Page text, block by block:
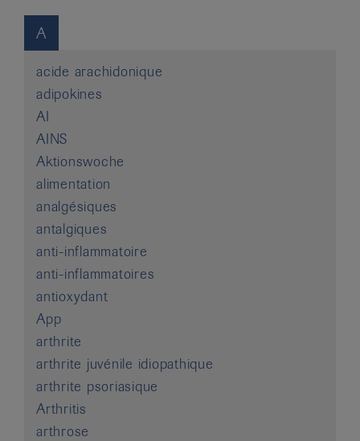
A
acide arachidonique
adipokines
AI
AINS
Aktionswoche
alimentation
analgésiques
antalgiques
anti-inflammatoire
anti-inflammatoires
antioxydant
App
arthrite
arthrite juvénile idiopathique
arthrite psoriasique
Arthritis
arthrose